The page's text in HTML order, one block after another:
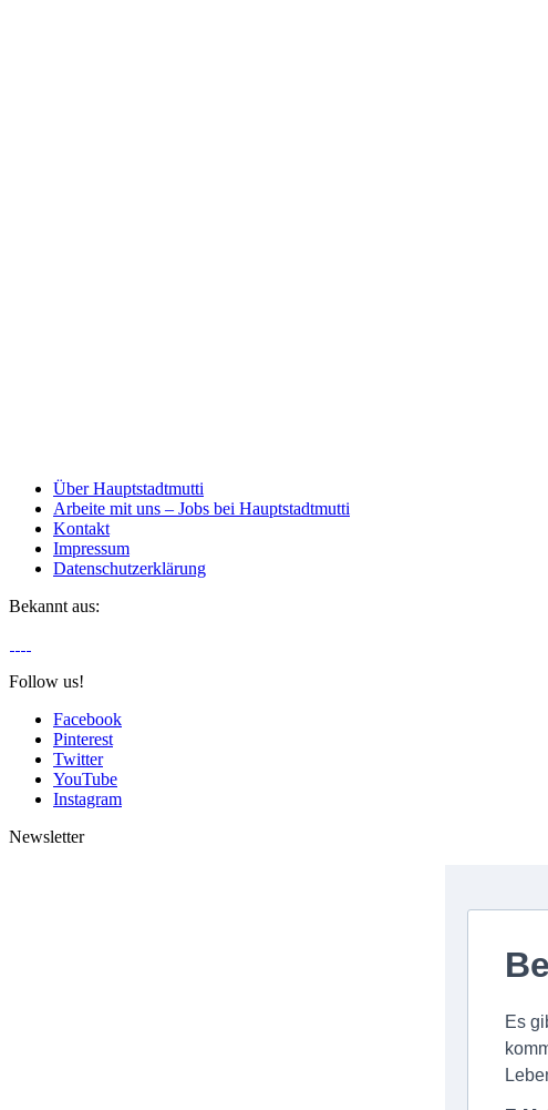
Über Hauptstadtmutti
Arbeite mit uns – Jobs bei Hauptstadtmutti
Kontakt
Impressum
Datenschutzerklärung
Bekannt aus:
Follow us!
Facebook
Pinterest
Twitter
YouTube
Instagram
Newsletter